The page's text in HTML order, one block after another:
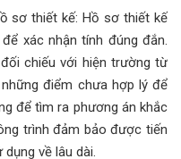
sơ thiết kế: Hồ sơ thiết kế
xác nhận tính đúng đắn.
chiếu với hiện trường từ
điểm chưa hợp lý để
để tìm ra phương án khắc
trình đảm bảo được tiến
về lâu dài.